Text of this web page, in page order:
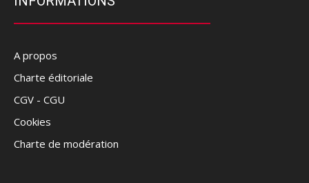
A propos
Charte éditoriale
CGV - CGU
Cookies
Charte de modération